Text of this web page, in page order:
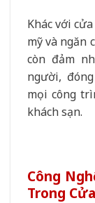
Khác với
mỹ và ngăn
còn đảm
người,
mọi công
khách sạn.
Công
Trong